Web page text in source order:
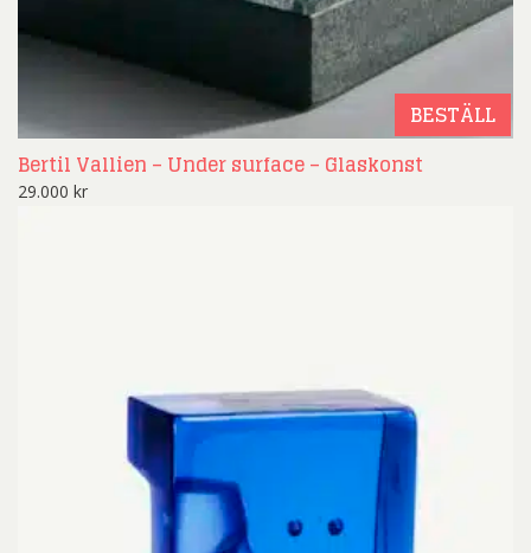
BESTÄLL
Bertil Vallien – Under surface – Glaskonst
29.000 kr